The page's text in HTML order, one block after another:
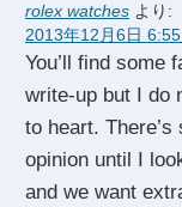
rolex watches より:
2013年12月6日
You’ll find some
write-up but I do
to heart.
opinion until I
and we want